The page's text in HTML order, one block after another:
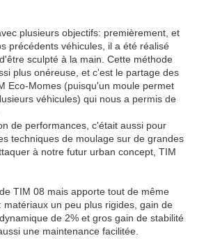
plusieurs objectifs: premièrement, et
précédents véhicules, il a été réalisé
sculpté à la main. Cette méthode
plus onéreuse, et c'est le partage des
Eco-Momes (puisqu'un moule permet
véhicules) qui nous a permis de
de performances, c'était aussi pour
techniques de moulage sur de grandes
à notre futur urban concept, TIM
TIM 08 mais apporte tout de même
matériaux un peu plus rigides, gain de
de 2% et gros gain de stabilité
une maintenance facilitée.